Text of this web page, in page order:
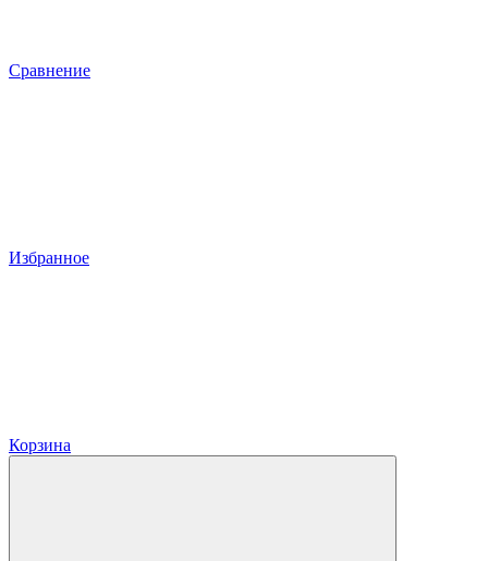
Сравнение
Избранное
Корзина